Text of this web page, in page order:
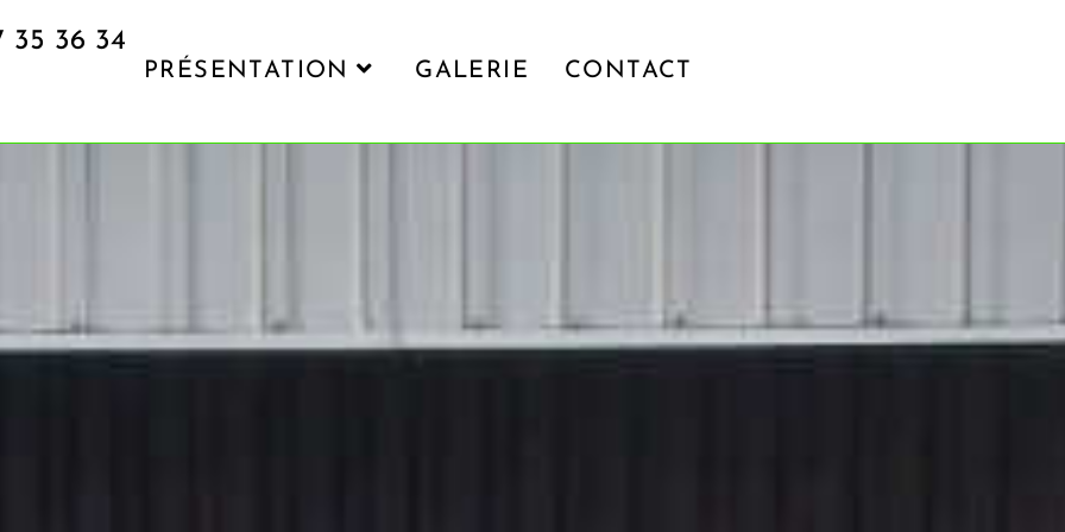
35 36 34
PRÉSENTATION GALERIE CONTACT